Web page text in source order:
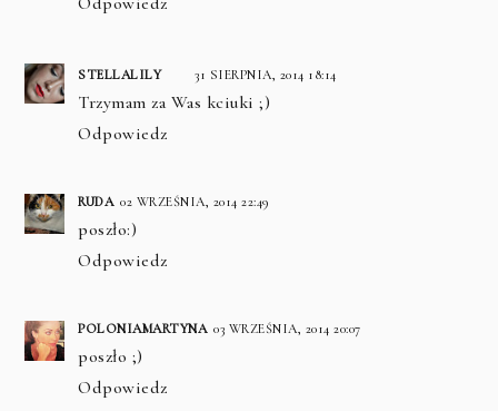
STELLALILY 31 SIERPNIA, 2014 18:14
Trzymam za Was kciuki ;)
Odpowiedz
RUDA 02 WRZEŚNIA, 2014 22:49
poszło:)
Odpowiedz
POLONIAMARTYNA 03 WRZEŚNIA, 2014 20:07
poszło ;)
Odpowiedz